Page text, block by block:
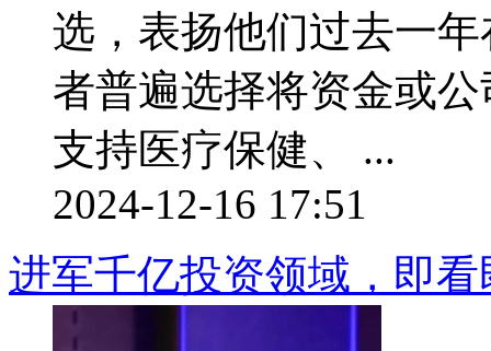
选，表扬他们过去一
者普遍选择将资金或
支持医疗保健、 ...
2024-12-16 17:51
进军千亿投资领域，即